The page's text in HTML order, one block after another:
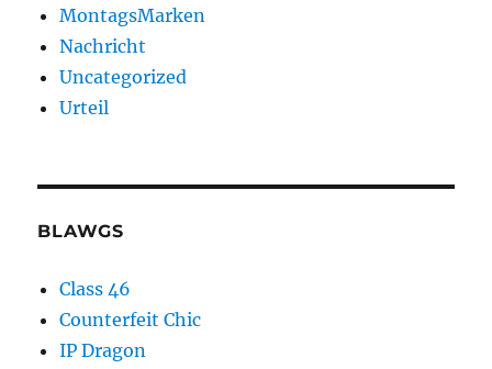
MontagsMarken
Nachricht
Uncategorized
Urteil
BLAWGS
Class 46
Counterfeit Chic
IP Dragon